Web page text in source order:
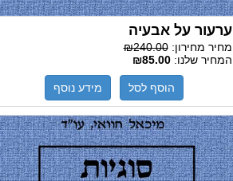
ערעור על אבעיה
מחיר מחירון:₪240.00
המחיר שלנו:₪85.00
הוסף לסל מידע נוסף